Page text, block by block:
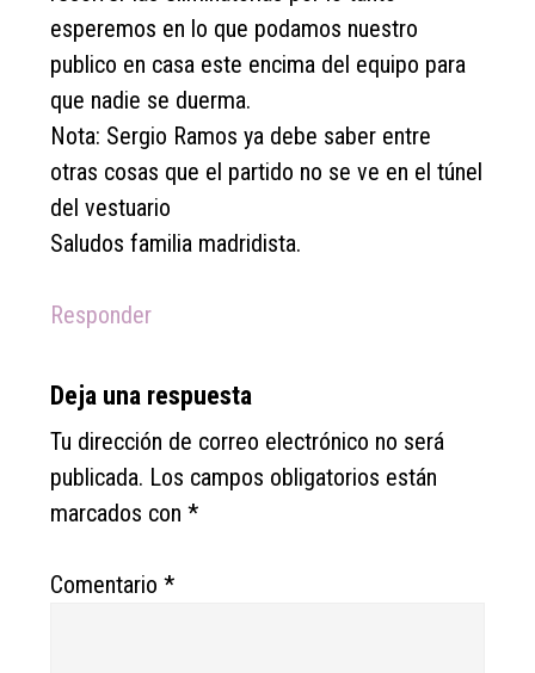
esperemos en lo que podamos nuestro
publico en casa este encima del equipo para
que nadie se duerma.
Nota: Sergio Ramos ya debe saber entre
otras cosas que el partido no se ve en el túnel
del vestuario
Saludos familia madridista.
Responder
Deja una respuesta
Tu dirección de correo electrónico no será
publicada. Los campos obligatorios están
marcados con*
Comentario*